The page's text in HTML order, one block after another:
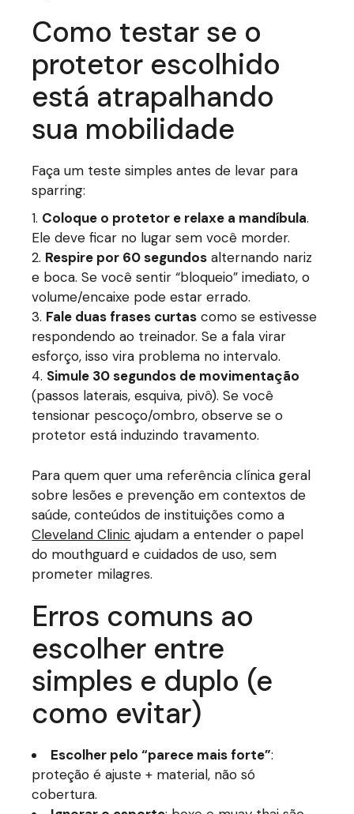
Como testar se o
protetor escolhido
está atrapalhando
sua mobilidade
Faça um teste simples antes de levar para
sparring:
Coloque o protetor e relaxe a mandíbula.
Ele deve ficar no lugar sem você morder.
Respire por 60 segundos alternando nariz
e boca. Se você sentir “bloqueio” imediato, o
volume/encaixe pode estar errado.
Fale duas frases curtas como se estivesse
respondendo ao treinador. Se a fala virar
esforço, isso vira problema no intervalo.
Simule 30 segundos de movimentação
(passos laterais, esquiva, pivô). Se você
tensionar pescoço/ombro, observe se o
protetor está induzindo travamento.
Para quem quer uma referência clínica geral
sobre lesões e prevenção em contextos de
saúde, conteúdos de instituições como a
Cleveland Clinic ajudam a entender o papel
do mouthguard e cuidados de uso, sem
prometer milagres.
Erros comuns ao
escolher entre
simples e duplo (e
como evitar)
Escolher pelo “parece mais forte”:
proteção é ajuste + material, não só
cobertura.